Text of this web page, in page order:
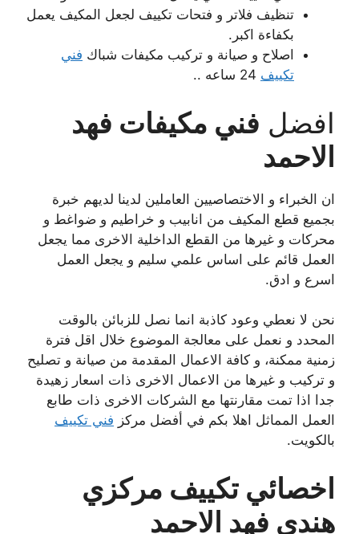
تنظيف فلاتر و فتحات تكييف لجعل المكيف يعمل
بكفاءة اكبر.
اصلاح و صيانة و تركيب مكيفات شباك فني
تكييف
افضل فني مكيفات فهد
الاحمد
ان الخبراء و الاختصاصيين العاملين لدينا لديهم خبرة
بجميع قطع المكيف من انابيب و خراطيم و ضواغط و
محركات و غيرها من القطع الداخلية الاخرى مما يجعل
العمل قائم على اساس علمي سليم و يجعل العمل
اسرع و ادق.
نحن لا نعطي وعود كاذبة انما نصل للزبائن بالوقت
المحدد و نعمل على معالجة الموضوع خلال اقل فترة
زمنية ممكنة، و كافة الاعمال المقدمة من صيانة و تصليح
و تركيب و غيرها من الاعمال الاخرى ذات اسعار زهيدة
جدا اذا تمت مقارنتها مع الشركات الاخرى ذات طابع
العمل المماثل اهلا بكم في أفضل مركز فني تكييف
بالكويت.
اخصائي تكييف مركزي
هندي فهد الاحمد